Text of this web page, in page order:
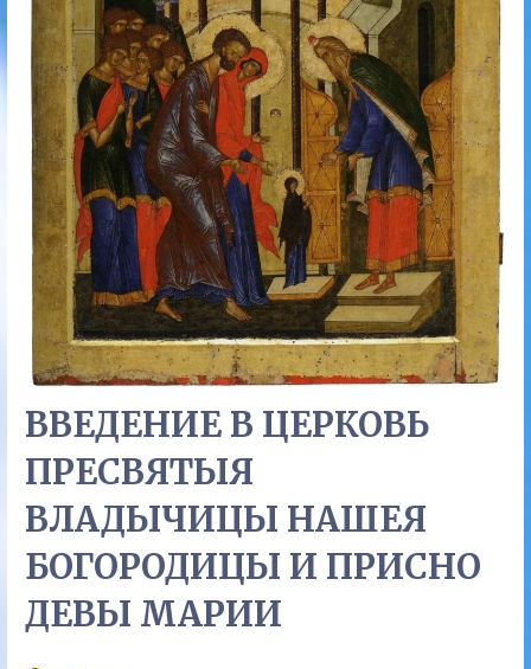
ВВЕДЕНИЕ В ЦЕРКОВЬ
ПРЕСВЯТЫЯ
ВЛАДЫЧИЦЫ НАШЕЯ
БОГОРОДИЦЫ И ПРИСНО
ДЕВЫ МАРИИ